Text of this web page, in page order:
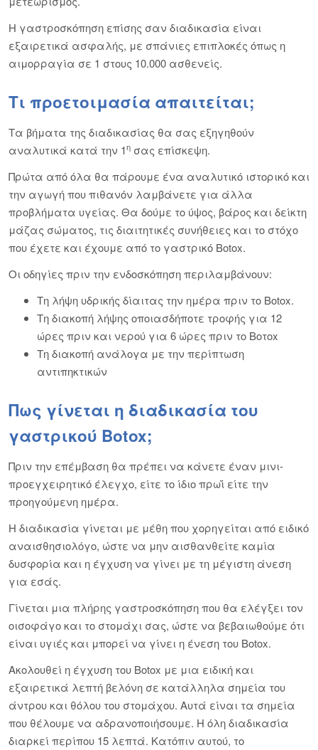
Η γαστροσκόπηση επίσης σαν διαδικασία είναι
εξαιρετικά ασφαλής, με σπάνιες επιπλοκές όπως η
αιμορραγία σε 1 στους 10.000 ασθενείς.
Τι προετοιμασία απαιτείται;
Τα βήματα της διαδικασίας θα σας εξηγηθούν
αναλυτικά κατά την 1η σας επίσκεψη.
Πρώτα από όλα θα πάρουμε ένα αναλυτικό ιστορικό και
την αγωγή που πιθανόν λαμβάνετε για άλλα
προβλήματα υγείας. Θα δούμε το ύψος, βάρος και δείκτη
μάζας σώματος, τις διαιτητικές συνήθειες και το στόχο
που έχετε και έχουμε από το γαστρικό Botox.
Οι οδηγίες πριν την ενδοσκόπηση περιλαμβάνουν:
Τη λήψη υδρικής δίαιτας την ημέρα πριν το Botox.
Τη διακοπή λήψης οποιασδήποτε τροφής για 12
ώρες πριν και νερού για 6 ώρες πριν το Βοτοx
Τη διακοπή ανάλογα με την περίπτωση
αντιπηκτικών
Πως γίνεται η διαδικασία του
γαστρικού Botox;
Πριν την επέμβαση θα πρέπει να κάνετε έναν μινι-
προεγχειρητικό έλεγχο, είτε το ίδιο πρωΐ είτε την
προηγούμενη ημέρα.
Η διαδικασία γίνεται με μέθη που χορηγείται από ειδικό
αναισθησιολόγο, ώστε να μην αισθανθείτε καμία
δυσφορία και η έγχυση να γίνει με τη μέγιστη άνεση
για εσάς.
Γίνεται μια πλήρης γαστροσκόπηση που θα ελέγξει τον
οισοφάγο και το στομάχι σας, ώστε να βεβαιωθούμε ότι
είναι υγιές και μπορεί να γίνει η ένεση του Botox.
Ακολουθεί η έγχυση του Botox με μια ειδική και
εξαιρετικά λεπτή βελόνη σε κατάλληλα σημεία του
άντρου και θόλου του στομάχου. Αυτά είναι τα σημεία
που θέλουμε να αδρανοποιήσουμε. Η όλη διαδικασία
διαρκεί περίπου 15 λεπτά. Κατόπιν αυτού, το